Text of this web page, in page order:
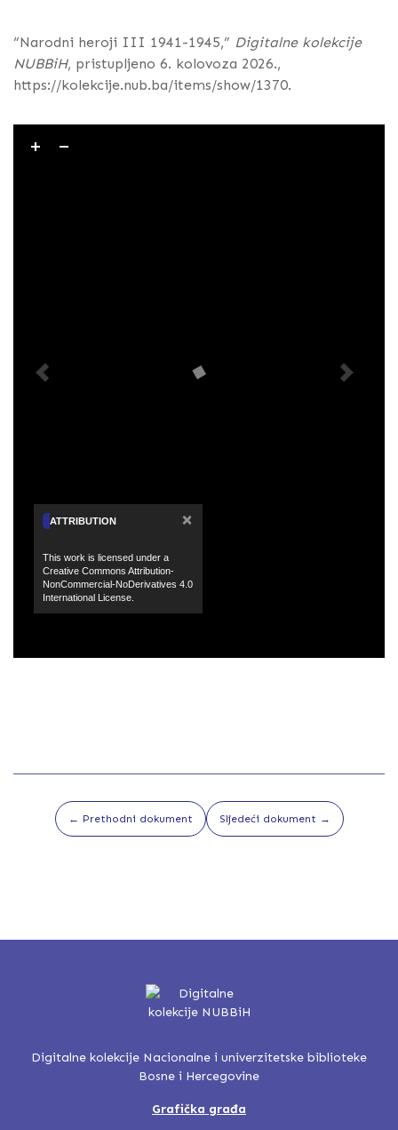
“Narodni heroji III 1941-1945,” Digitalne kolekcije
NUBBiH, pristupljeno 6. kolovoza 2026.,
https://kolekcije.nub.ba/items/show/1370.
ATTRIBUTION ×
This work is licensed under a
Creative Commons Attribution-
NonCommercial-NoDerivatives 4.0
International License.
← Prethodni dokument Sljedeći dokument →
Digitalne kolekcije Nacionalne i univerzitetske biblioteke
Bosne i Hercegovine
Grafička građa